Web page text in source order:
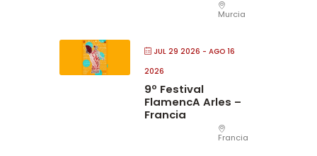
Murcia
JUL 29 2026 - AGO 16
2026
9º Festival
FlamencA Arles –
Francia
Francia